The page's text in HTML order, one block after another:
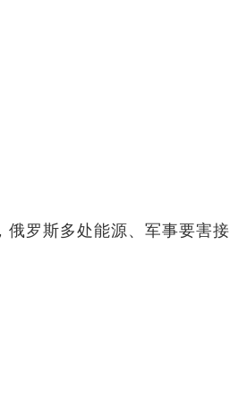
俄罗斯多处能源、军事要害接